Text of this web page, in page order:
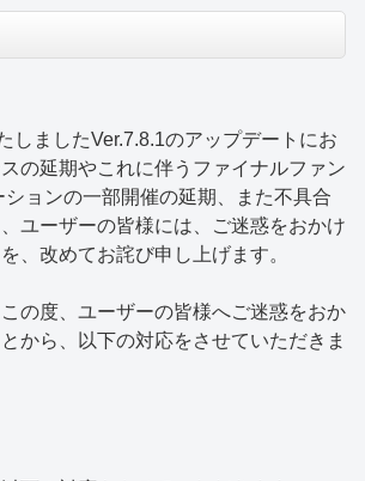
しましたVer.7.8.1のアップデートにお
の延期やこれに伴うファイナルファン
ションの一部開催の延期、また不具合
ユーザーの皆様には、ご迷惑をおかけ
、改めてお詫び申し上げます。
の度、ユーザーの皆様へご迷惑をおか
から、以下の対応をさせていただきま